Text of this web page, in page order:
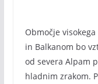
Območje
in Balkanom bo
od severa Alpam
hladnim zrakom.